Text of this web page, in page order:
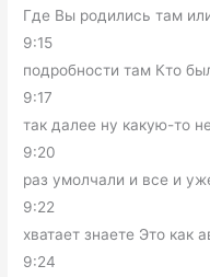
Где Вы родились там
9:15
подробности там Кто
9:17
так далее ну какую-то
9:20
раз умолчали и все и
9:22
хватает знаете Это как
9:24